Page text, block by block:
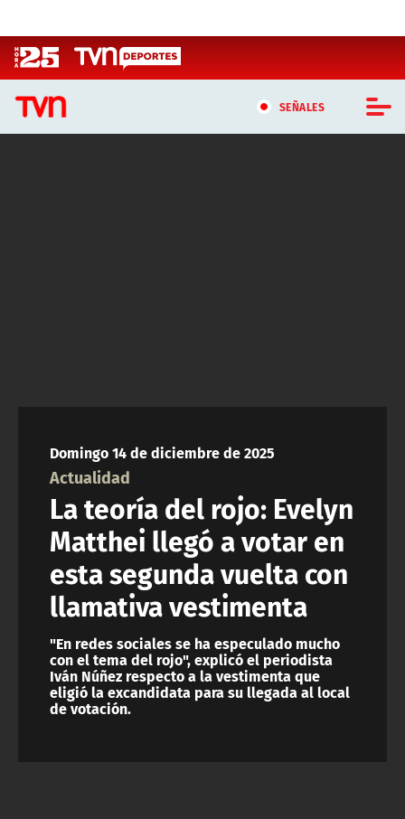
SEÑALES
ACTUALIDAD Y TENDENCIAS
CORPORATIVO Y TRANSPARENCIA
CANAL DE DENUNCIAS
ÁREA DE PROYECTOS
Domingo 14 de diciembre de 2025
Actualidad
La teoría del rojo: Evelyn
Matthei llegó a votar en
esta segunda vuelta con
llamativa vestimenta
"En redes sociales se ha especulado mucho
con el tema del rojo", explicó el periodista
Iván Núñez respecto a la vestimenta que
eligió la excandidata para su llegada al local
de votación.